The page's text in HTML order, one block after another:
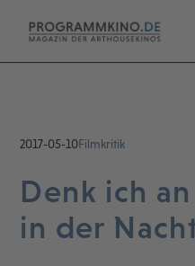
2017-05-10Filmkritik
Denk ich
in der